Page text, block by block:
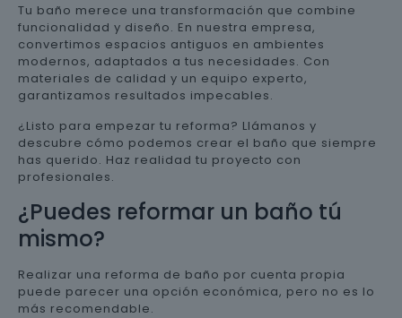
Tu baño merece una transformación que combine
funcionalidad y diseño. En nuestra empresa,
convertimos espacios antiguos en ambientes
modernos, adaptados a tus necesidades. Con
materiales de calidad y un equipo experto,
garantizamos resultados impecables.
¿Listo para empezar tu reforma? Llámanos y
descubre cómo podemos crear el baño que siempre
has querido. Haz realidad tu proyecto con
profesionales.
¿Puedes reformar un baño tú
mismo?
Realizar una reforma de baño por cuenta propia
puede parecer una opción económica, pero no es lo
más recomendable.